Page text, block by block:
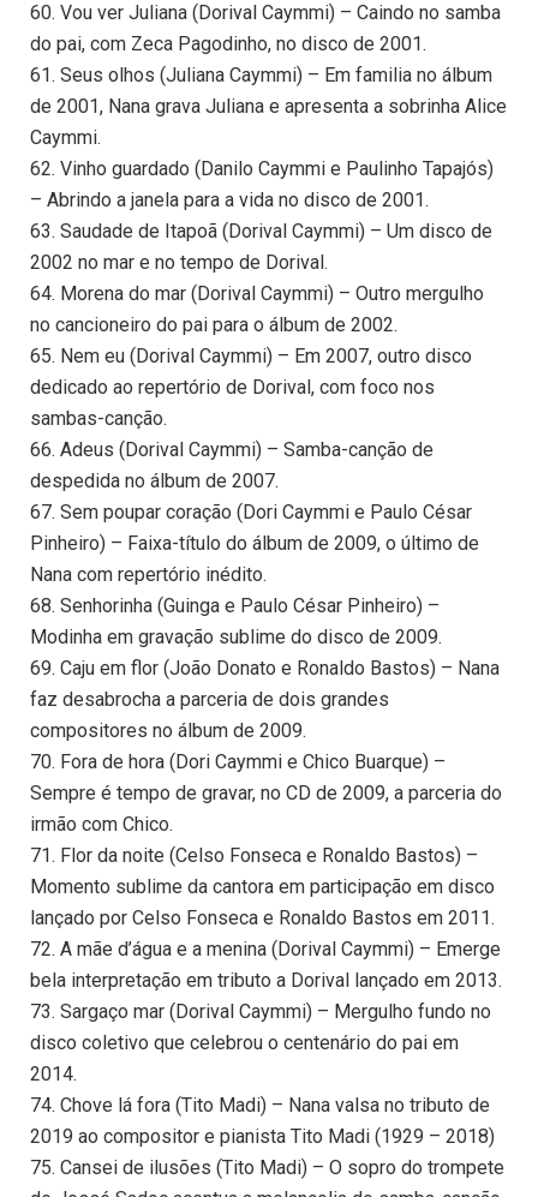
60. Vou ver Juliana (Dorival Caymmi) – Caindo no samba
do pai, com Zeca Pagodinho, no disco de 2001.
61. Seus olhos (Juliana Caymmi) – Em familia no álbum
de 2001, Nana grava Juliana e apresenta a sobrinha Alice
Caymmi.
62. Vinho guardado (Danilo Caymmi e Paulinho Tapajós)
– Abrindo a janela para a vida no disco de 2001.
63. Saudade de Itapoã (Dorival Caymmi) – Um disco de
2002 no mar e no tempo de Dorival.
64. Morena do mar (Dorival Caymmi) – Outro mergulho
no cancioneiro do pai para o álbum de 2002.
65. Nem eu (Dorival Caymmi) – Em 2007, outro disco
dedicado ao repertório de Dorival, com foco nos
sambas-canção.
66. Adeus (Dorival Caymmi) – Samba-canção de
despedida no álbum de 2007.
67. Sem poupar coração (Dori Caymmi e Paulo César
Pinheiro) – Faixa-título do álbum de 2009, o último de
Nana com repertório inédito.
68. Senhorinha (Guinga e Paulo César Pinheiro) –
Modinha em gravação sublime do disco de 2009.
69. Caju em flor (João Donato e Ronaldo Bastos) – Nana
faz desabrocha a parceria de dois grandes
compositores no álbum de 2009.
70. Fora de hora (Dori Caymmi e Chico Buarque) –
Sempre é tempo de gravar, no CD de 2009, a parceria do
irmão com Chico.
71. Flor da noite (Celso Fonseca e Ronaldo Bastos) –
Momento sublime da cantora em participação em disco
lançado por Celso Fonseca e Ronaldo Bastos em 2011.
72. A mãe d’água e a menina (Dorival Caymmi) – Emerge
bela interpretação em tributo a Dorival lançado em 2013.
73. Sargaço mar (Dorival Caymmi) – Mergulho fundo no
disco coletivo que celebrou o centenário do pai em
2014.
74. Chove lá fora (Tito Madi) – Nana valsa no tributo de
2019 ao compositor e pianista Tito Madi (1929 – 2018)
75. Cansei de ilusões (Tito Madi) – O sopro do trompete